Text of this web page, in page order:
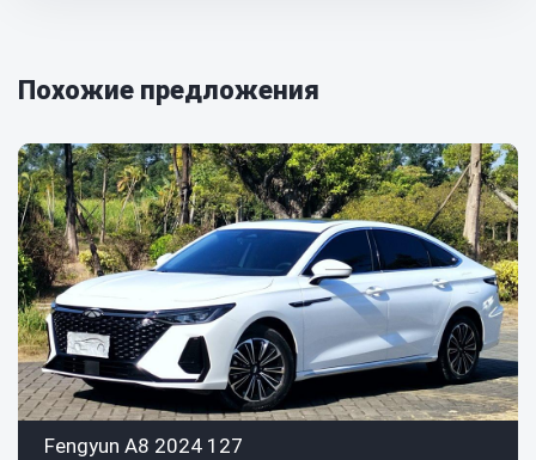
Похожие предложения
Fengyun A8 2024 127